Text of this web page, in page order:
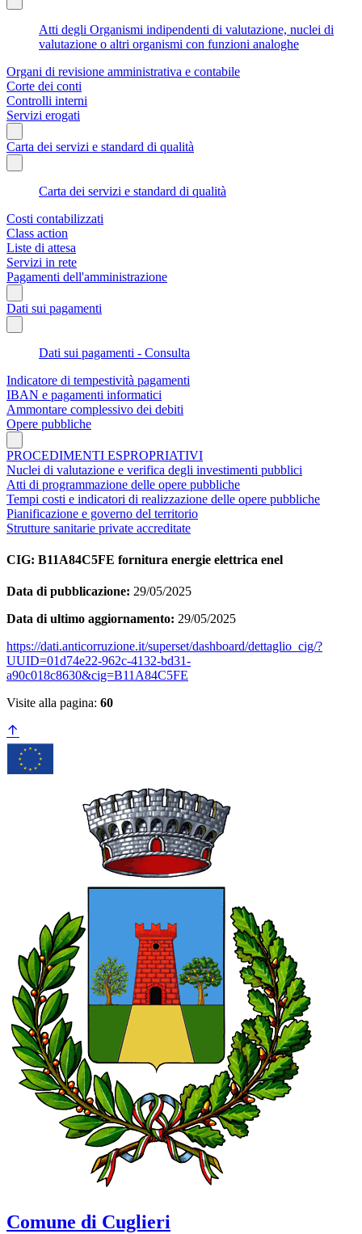
Atti degli Organismi indipendenti di valutazione, nuclei di
valutazione o altri organismi con funzioni analoghe
Organi di revisione amministrativa e contabile
Corte dei conti
Controlli interni
Servizi erogati
Carta dei servizi e standard di qualità
Carta dei servizi e standard di qualità
Costi contabilizzati
Class action
Liste di attesa
Servizi in rete
Pagamenti dell'amministrazione
Dati sui pagamenti
Dati sui pagamenti - Consulta
Indicatore di tempestività pagamenti
IBAN e pagamenti informatici
Ammontare complessivo dei debiti
Opere pubbliche
PROCEDIMENTI ESPROPRIATIVI
Nuclei di valutazione e verifica degli investimenti pubblici
Atti di programmazione delle opere pubbliche
Tempi costi e indicatori di realizzazione delle opere pubbliche
Pianificazione e governo del territorio
Strutture sanitarie private accreditate
CIG: B11A84C5FE fornitura energie elettrica enel
Data di pubblicazione: 29/05/2025
Data di ultimo aggiornamento: 29/05/2025
https://dati.anticorruzione.it/superset/dashboard/dettaglio_cig/?
UUID=01d74e22-962c-4132-bd31-
a90c018c8630&cig=B11A84C5FE
Visite alla pagina: 60
Comune di Cuglieri